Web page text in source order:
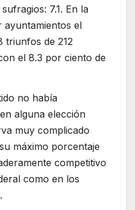
7.1. En la
el
triunfos de 212
el 8.3 por ciento de
no había
alguna elección
muy complicado
máximo porcentaje
competitivo
como en los